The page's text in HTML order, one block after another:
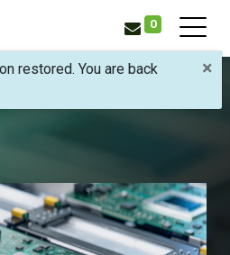
0
产业应用 印刷电路板产业×
restored. You are back